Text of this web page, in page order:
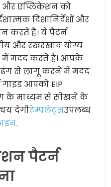
और एप्लिकेशन को
दिशानिर्देशों और
करते हैं। ये पैटर्न
और रखरखाव योग्य
मदद करते हैं। आपके
ढंग से लागू करने में मदद
आपको EIP
के माध्यम से सीखने के
देगीटेम्पलेट्सउपलब्ध
.
पैटर्न